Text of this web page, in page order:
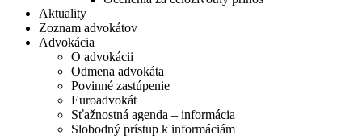
Aktuality
Zoznam advokátov
Advokácia
O advokácii
Odmena advokáta
Povinné zastúpenie
Euroadvokát
Sťažnostná agenda – informácia
Slobodný prístup k informáciám